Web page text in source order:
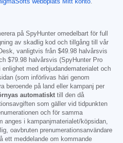
webbplats Mitt konto.
på SpyHunter omedelbart för full
av skadlig kod och tillgång till vår
vanligtvis från $49.98 halvårsvis
$79.98 halvårsvis (SpyHunter Pro
med erbjudandematerialet och
(som införlivas häri genom
beroende på land eller kampanj per
automatiskt till den då
som gäller vid tidpunkten
och för samma
anges i kampanjmaterialet/köpsidan,
oavbruten prenumerationsanvändare
ett meddelande om kommande